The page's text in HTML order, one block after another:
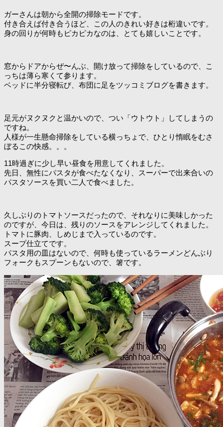
ガーさんは朝から全開の掃除モードです。
付き合えば付き合うほど、この人のきれい好きは桁違いです。
身の回りが何時もピカピカなのは、とても嬉しいことです。
窓からドアからぜ〜んぶ、開け放って掃除をしているので、こ
っちは薄ら寒くて参ります。
ベッドに半分寝転び、布団に足をツッコミブログを書きます。
足元がヌクヌクと温かいので、つい「ウトウト」してしまうの
ですね。
人様が一生懸命掃除をしている横っちょで、ひとり惰眠をむさ
ぼるこの快感。。。
11時過ぎに少し早い昼食を用意してくれました。
先日、無性にパスタが食べたなくなり、スーパーで出来合いの
パスタソースを買い二人で食べました。
久しぶりのトマトソースだったので、それなりに美味しかった
のですが、今日は、残りのソースをアレンジしてくれました。
トマトに豚肉、しめじまで入っているのです。
スープ仕立てです。
パスタ用の皿はないので、何時も使っているラーメンどんぶり
フォークもスプーンもないので、箸です。